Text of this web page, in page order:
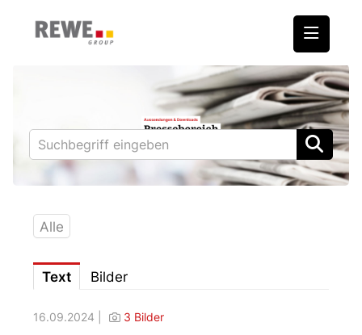
REWE International AG
BILLA
PENNY
BIPA
Downloads
Fotos – Vorstand
Alle
Text Bilder
16.09.2024 | 3 Bilder